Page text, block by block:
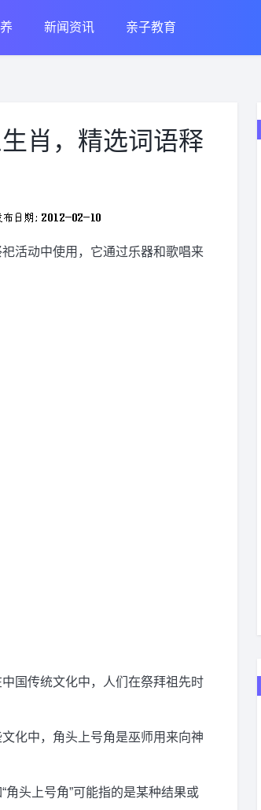
新闻资讯 亲子教育
肖，精选词语释
活动中使用，它通过乐器和歌唱来
国传统文化中，人们在祭拜祖先时
化中，角头上号角是巫师用来向神
头上号角”可能指的是某种结果或